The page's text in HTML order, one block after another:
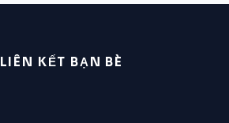
LIÊN KẾT BẠN BÈ